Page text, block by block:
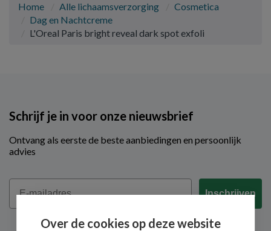
Home Alle lichaamsverzorging
Cosmetica
Dag en Nachtcreme
L'Oreal Paris bright reveal dark spot exfoli
Schrijf je in voor onze nieuwsbrief
Ontvang als eerste de beste aanbiedingen en persoonlijk
advies
Email
Inschrijven
Over de cookies op deze website